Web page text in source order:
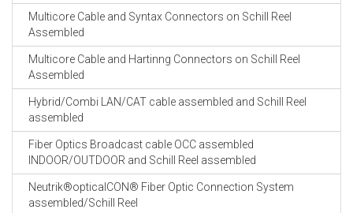
Multicore Cable and Syntax Connectors on Schill Reel
Assembled
Multicore Cable and Hartinng Connectors on Schill Reel
Assembled
Hybrid/Combi LAN/CAT cable assembled and Schill Reel
assembled
Fiber Optics Broadcast cable OCC assembled
INDOOR/OUTDOOR and Schill Reel assembled
Neutrik®opticalCON® Fiber Optic Connection System
assembled/Schill Reel